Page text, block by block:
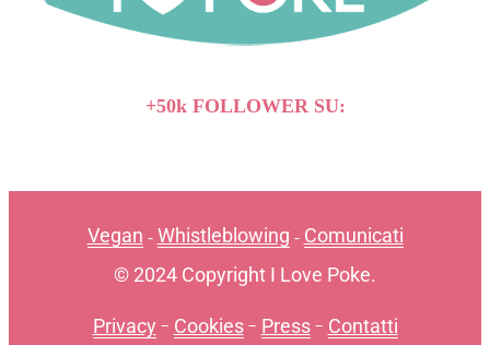
+50k FOLLOWER SU:
Vegan - Whistleblowing - Comunicati
© 2024 Copyright I Love Poke.
Privacy - Cookies- Press- Contatti